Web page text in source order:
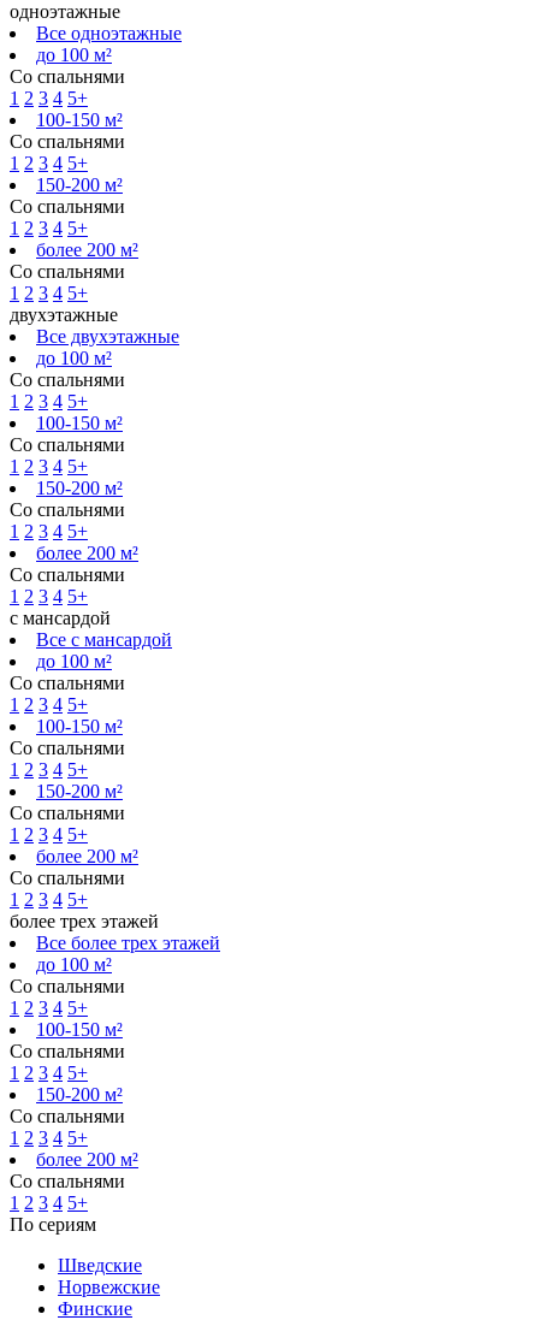
одноэтажные
Все одноэтажные
до 100 м²
Со спальнями
1 2 3 4 5+
100-150 м²
Со спальнями
1 2 3 4 5+
150-200 м²
Со спальнями
1 2 3 4 5+
более 200 м²
Со спальнями
1 2 3 4 5+
двухэтажные
Все двухэтажные
до 100 м²
Со спальнями
1 2 3 4 5+
100-150 м²
Со спальнями
1 2 3 4 5+
150-200 м²
Со спальнями
1 2 3 4 5+
более 200 м²
Со спальнями
1 2 3 4 5+
с мансардой
Все с мансардой
до 100 м²
Со спальнями
1 2 3 4 5+
100-150 м²
Со спальнями
1 2 3 4 5+
150-200 м²
Со спальнями
1 2 3 4 5+
более 200 м²
Со спальнями
1 2 3 4 5+
более трех этажей
Все более трех этажей
до 100 м²
Со спальнями
1 2 3 4 5+
100-150 м²
Со спальнями
1 2 3 4 5+
150-200 м²
Со спальнями
1 2 3 4 5+
более 200 м²
Со спальнями
1 2 3 4 5+
По сериям
Шведские
Норвежские
Финские